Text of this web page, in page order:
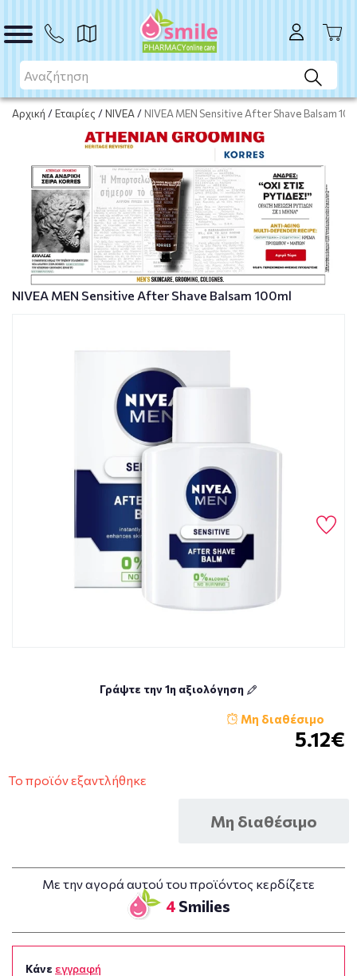
Αρχική /Εταιρίες /NIVEA / NIVEA MEN Sensitive After Shave Balsam
Το προϊόν εξαντλήθηκε
Μη διαθέσιμο
NIVEA MEN Sensitive After Shave Balsam 100ml
Γράψτε την 1η αξιολόγηση
Μη διαθέσιμο
5.12€
Το προϊόν εξαντλήθηκε
Μη διαθέσιμο
Με την αγορά αυτού του προϊόντος κερδίζετε
4 Smilies
Κάνε εγγραφή